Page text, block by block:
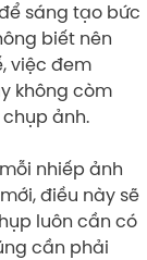
sáng tạo bức
biết nên
việc đem
không còm
ảnh.
nhiếp ảnh
điều này sẽ
luôn cần có
cần phải